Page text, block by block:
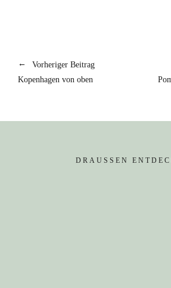
Vorheriger Beitrag
Kopenhagen von oben
DRAUSSEN